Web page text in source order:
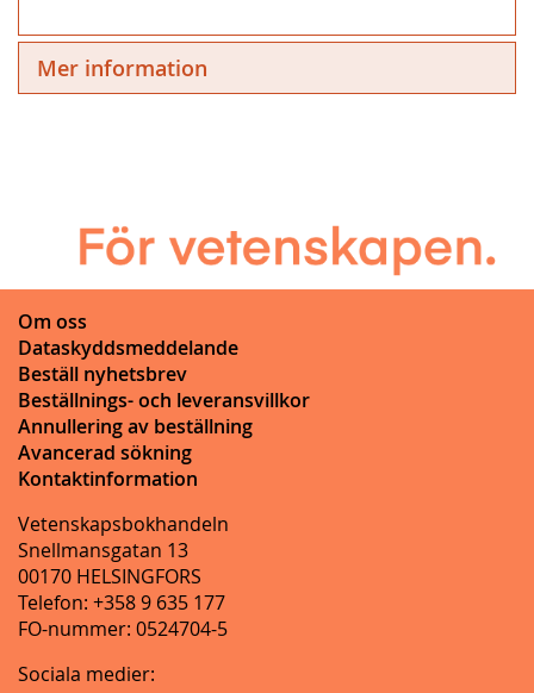
Mer information
Om oss
Dataskyddsmeddelande
Beställ nyhetsbrev
Beställnings- och leveransvillkor
Annullering av beställning
Avancerad sökning
Kontaktinformation
Vetenskapsbokhandeln
Snellmansgatan 13
00170 HELSINGFORS
Telefon: +358 9 635 177
FO-nummer: 0524704-5
Sociala medier: